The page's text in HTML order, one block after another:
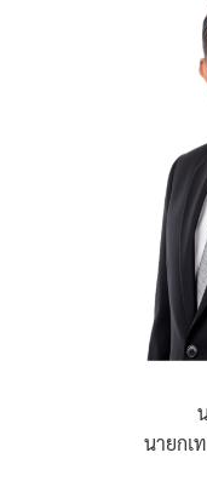
นายกเ